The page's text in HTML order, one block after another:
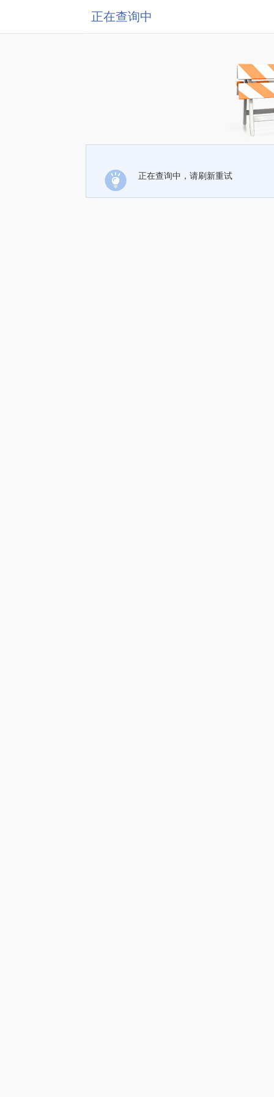
正在查询中
正在查询中，请刷新重试